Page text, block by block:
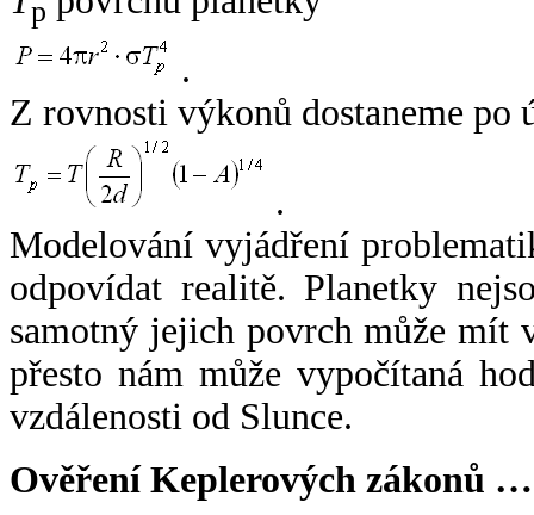
p
.
Z rovnosti výkonů dostaneme po
.
Modelování vyjádření
odpovídat realitě. Planetky
samotný jejich povrch může mít
přesto nám může vypočítaná
vzdálenosti od Slunce.
Ověření Keplerových zákonů …